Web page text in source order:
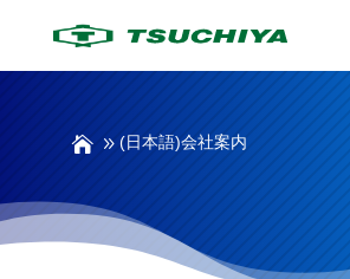
(日本語)会社案内